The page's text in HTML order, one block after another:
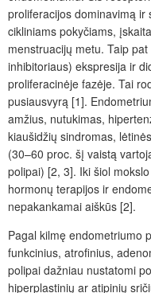
proliferacijos dominavimą
cikliniams pokyčiams,
menstruacijų metu. Taip
inhibitoriaus) ekspresija ir
proliferacinėje fazėje. Tai
pusiausvyrą [1].
amžius, nutukimas,
kiaušidžių sindromas,
(30–60 proc. šį vaistą
polipai) [2, 3]. Iki šiol
hormonų terapijos ir
nepakankamai aiškūs [2].
Pagal kilmę endometriumo
funkcinius, atrofinius,
polipai dažniau nustatomi
hiperplastinių ar atipinių